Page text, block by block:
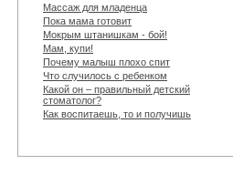
Массаж для младенца
Пока мама готовит
Мокрым штанишкам - бой!
Мам, купи!
Почему малыш плохо спит
Что случилось с ребенком
Какой он – правильный детский
стоматолог?
Как воспитаешь, то и получишь